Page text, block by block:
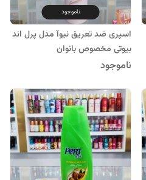
ناموجود
اسپری ضد تعریق نیوآ مدل پرل اند
بیوتی مخصوص بانوان
ناموجود